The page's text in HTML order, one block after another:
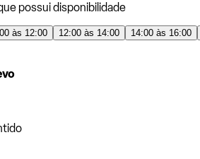
possui disponibilidade
às 12:00 12:00 às 14:00 14:00 às 16:00